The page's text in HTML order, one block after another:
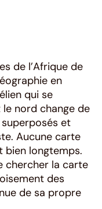
de l’Afrique de
en
qui se
nord change de
et
Aucune carte
bien longtemps.
chercher la carte
des
de sa propre